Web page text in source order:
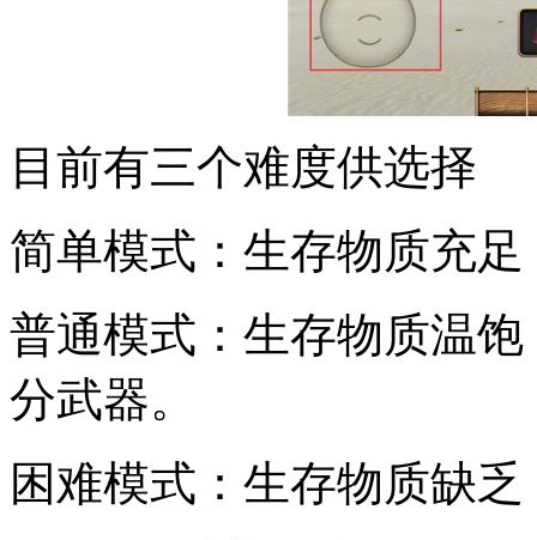
目前有三个难度供选择
简单模式：生存物质充
普通模式：生存物质温
分武器。
困难模式：生存物质缺